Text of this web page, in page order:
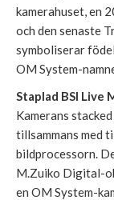
kamerahuset, en
och den senaste
symboliserar
OM System-
Staplad BSI Live
Kamerans
tillsammans med
bildprocessorn.
M.Zuiko Digital-
en OM System-